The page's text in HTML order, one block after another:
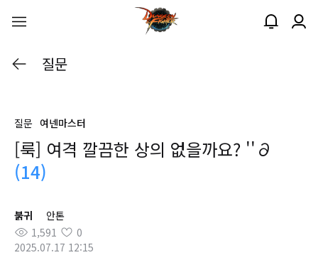
질문
질문 여넨마스터
[룩] 여격 깔끔한 상의 없을까요? ''∂
(14)
붉귀
안톤
1,591
0
2025.07.17 12:15